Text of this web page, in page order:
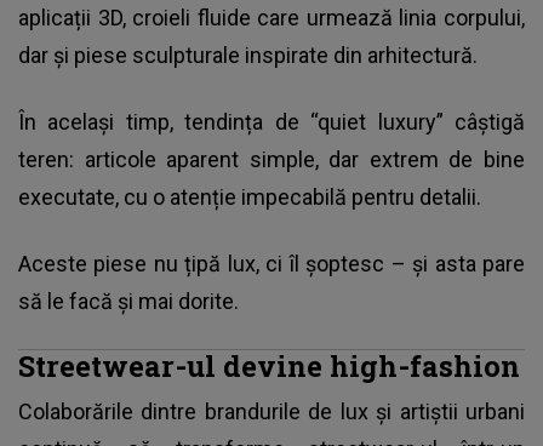
aplicații 3D, croieli fluide care urmează linia corpului,
dar și piese sculpturale inspirate din arhitectură.
În același timp, tendința de “quiet luxury” câștigă
teren: articole aparent simple, dar extrem de bine
executate, cu o atenție impecabilă pentru detalii.
Aceste piese nu țipă lux, ci îl șoptesc – și asta pare
să le facă și mai dorite.
Streetwear-ul devine high-fashion
Colaborările dintre brandurile de lux și artiștii urbani